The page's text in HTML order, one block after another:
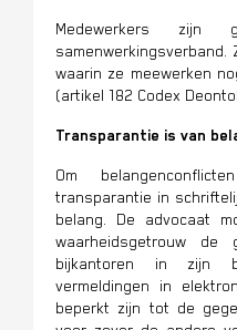
Medewerkers
waarin ze meewerken
(artikel 182 Codex
Transparantie is van
Om
transparantie in
belang. De advocaat
waarheidsgetrouw
bijkantoren in zijn
vermeldingen in
beperkt zijn tot de